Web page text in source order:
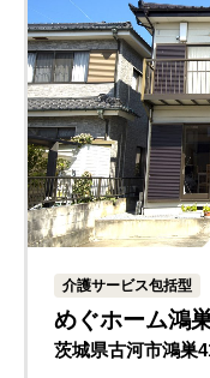
介護サービス包括型
めぐホーム鴻
茨城県古河市鴻巣